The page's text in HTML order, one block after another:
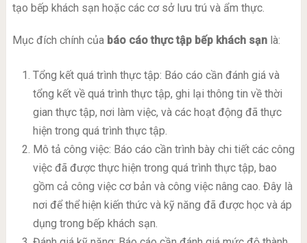
tạo bếp khách sạn hoặc các cơ sở lưu trú và ẩm thực.
Mục đích chính của báo cáo thực tập bếp khách sạnlà:
Tổng kết quá trình thực tập: Báo cáo cần đánh giá và
tổng kết về quá trình thực tập, ghi lại thông tin về thời
gian thực tập, nơi làm việc, và các hoạt động đã thực
hiện trong quá trình thực tập.
Mô tả công việc: Báo cáo cần trình bày chi tiết các công
việc đã được thực hiện trong quá trình thực tập, bao
gồm cả công việc cơ bản và công việc nâng cao. Đây là
nơi để thể hiện kiến thức và kỹ năng đã được học và áp
dụng trong bếp khách sạn.